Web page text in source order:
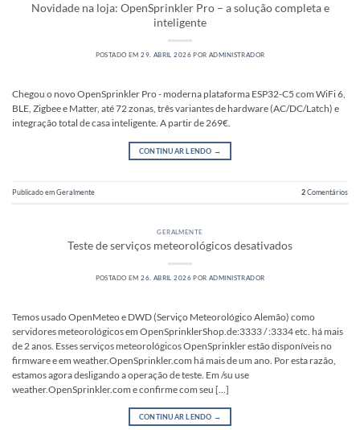
Novidade na loja: OpenSprinkler Pro – a solução completa e
inteligente
POSTADO EM29. ABRIL 2026 PORADMINISTRADOR
Chegou o novo OpenSprinkler Pro - moderna plataforma ESP32-C5 com WiFi 6,
BLE, Zigbee e Matter, até 72 zonas, três variantes de hardware (AC/DC/Latch) e
integração total de casa inteligente. A partir de 269€.
CONTINUAR LENDO →
Publicado emGeralmente 2Comentários
GERALMENTE
Teste de serviços meteorológicos desativados
POSTADO EM26. ABRIL 2026 PORADMINISTRADOR
Temos usado OpenMeteo e DWD (Serviço Meteorológico Alemão) como
servidores meteorológicos em OpenSprinklerShop.de:3333 / :3334 etc. há mais
de 2 anos. Esses serviços meteorológicos OpenSprinkler estão disponíveis no
firmware e em weather.OpenSprinkler.com há mais de um ano. Por esta razão,
estamos agora desligando a operação de teste. Em /su use
weather.OpenSprinkler.com e confirme com seu […]
CONTINUAR LENDO →